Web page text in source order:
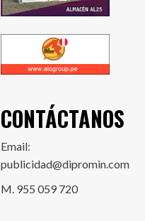
CONTÁCTANOS
Email:
publicidad@dipromin.com
M. 955 059 720